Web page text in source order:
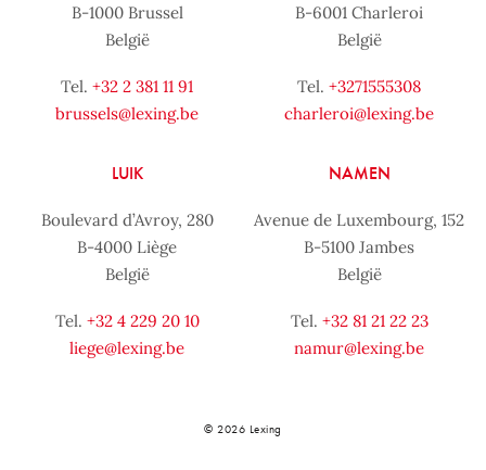
B-1000 Brussel
België
Tel. +32 2 381 11 91
brussels@lexing.be
B-6001 Charleroi
België
Tel. +3271555308
charleroi@lexing.be
LUIK
Boulevard d’Avroy, 280
B-4000 Liège
België
Tel. +32 4 229 20 10
liege@lexing.be
NAMEN
Avenue de Luxembourg, 152
B-5100 Jambes
België
Tel. +32 81 21 22 23
namur@lexing.be
© 2026 Lexing